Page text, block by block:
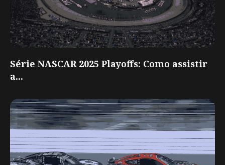
Série NASCAR 2025 Playoffs: Como assistir
a...